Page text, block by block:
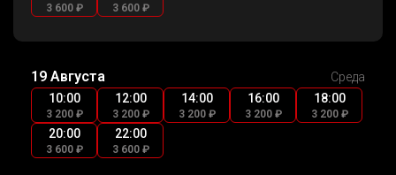
3 600 ₽ 3 600 ₽
19 Августа
Среда
10:00
3 200 ₽
12:00
3 200 ₽
14:00
3 200 ₽
16:00
3 200 ₽
18:00
3 200 ₽
20:00
3 600 ₽
22:00
3 600 ₽